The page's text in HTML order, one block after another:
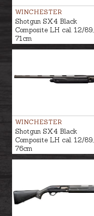
WINCHESTER
Shotgun SX4 Black
Composite LH cal. 12/89,
71cm
WINCHESTER
Shotgun SX4 Black
Composite LH cal. 12/89,
76cm